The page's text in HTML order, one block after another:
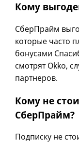
Кому
СберПрайм
которые часто
бонусами
смотрят Okko,
партнеров.
Кому не
СберПрайм?
Подписку не